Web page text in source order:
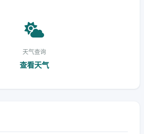
天气查询
查看天气